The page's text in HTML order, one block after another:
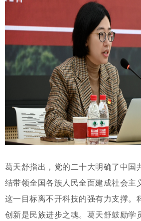
葛天舒指出，党的二十大明确了中国
结带领全国各族人民全面建成社会主
这一目标离不开科技的强有力支撑。
创新是民族进步之魂。葛天舒鼓励学